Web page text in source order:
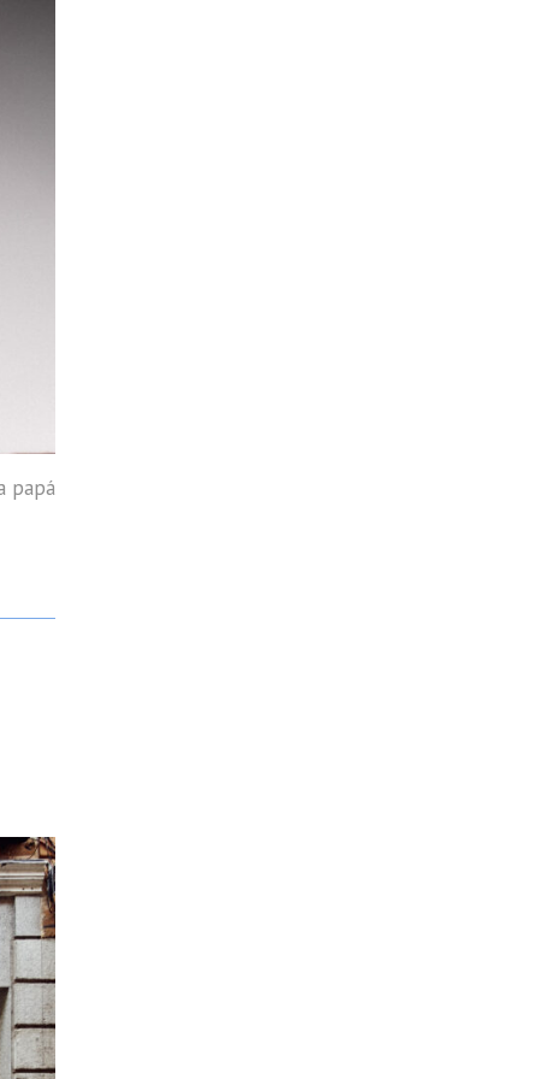
papá